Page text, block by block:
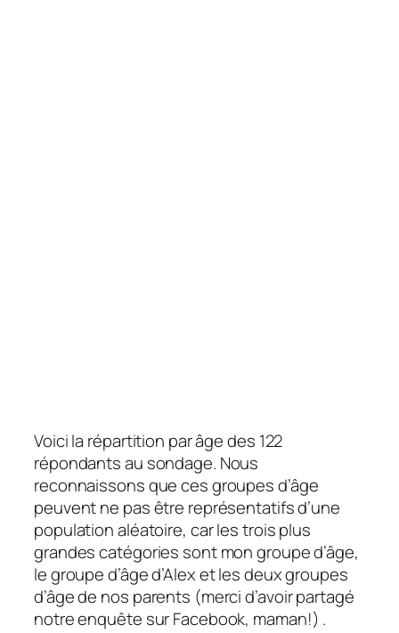
Voici la répartition par âge des 122
répondants au sondage. Nous
reconnaissons que ces groupes d’âge
peuvent ne pas être représentatifs d’une
population aléatoire, car les trois plus
grandes catégories sont mon groupe d’âge,
le groupe d’âge d’Alex et les deux groupes
d’âge de nos parents (merci d’avoir partagé
notre enquête sur Facebook, maman!) .